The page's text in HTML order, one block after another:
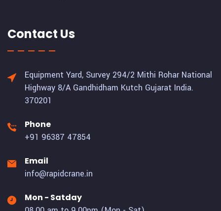
Contact Us
Equipment Yard, Survey 294/2 Mithi Rohar National
Highway 8/A Gandhidham Kutch Gujarat India.
370201
Phone
+91 96387 47854
Email
info@rapidcrane.in
Mon - Satday